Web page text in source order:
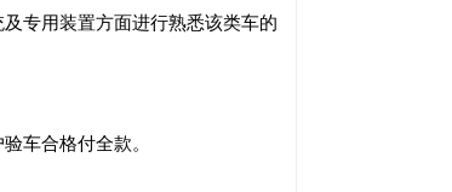
专用装置方面进行熟悉该类车的
车合格付全款。